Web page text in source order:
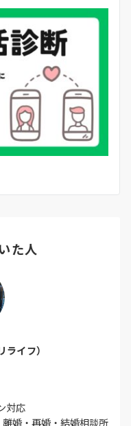
た人
イフ）
対応
婚・再婚・結婚相談所